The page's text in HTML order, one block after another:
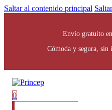
Saltar al contenido principal
Envío gratuito
Cómoda y segura,
0